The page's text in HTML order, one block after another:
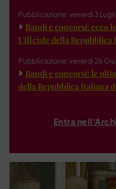
Pubblicazione: venerdì 3
Bandi e concorsi: ecco
Ufficiale della Repubblica
Pubblicazione: venerdì 26
Bandi e concorsi: le
della Repubblica Italiana
Entra